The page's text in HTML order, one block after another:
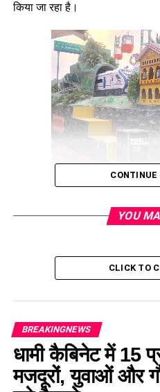
किया जा रहा है।
सूचना विभाग के महानिदेशक बंशीधर
सिंह धामी के निर्देश पर सूचना विभाग
पारम्परिक वेशभूषा में स्वागत करते हुए
मंडूवा, झंगोरा, रामदाना तथा कौंणी की
CONTINUE
YOU
CLICK TO
BREAKINGNEWS
धामी कैबिनेट में 15
मजदूरों, युवाओं और